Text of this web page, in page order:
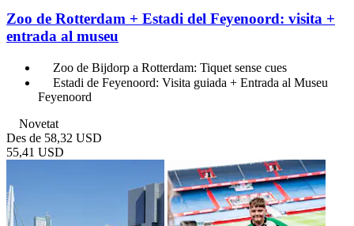
Zoo de Rotterdam + Estadi del Feyenoord: visita +
entrada al museu
Zoo de Bijdorp a Rotterdam: Tiquet sense cues
Estadi de Feyenoord: Visita guiada + Entrada al Museu
Feyenoord
Novetat
Des de 58,32 USD
55,41 USD